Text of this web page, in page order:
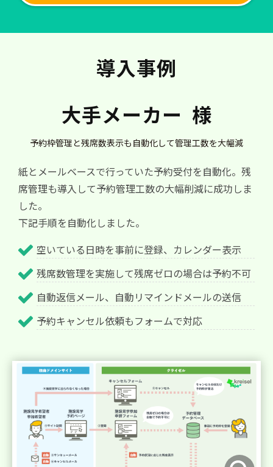
導入事例
大手メーカー  様
予約枠管理と残席数表示も自動化して管理工数を大幅減
紙とメールベースで行っていた予約受付を自動化。残
席管理も導入して予約管理工数の大幅削減に成功しま
した。
下記手順を自動化しました。
空いている日時を事前に登録、カレンダー表示
残席数管理を実施して残席ゼロの場合は予約不可
自動返信メール、自動リマインドメールの送信
予約キャンセル依頼もフォームで対応